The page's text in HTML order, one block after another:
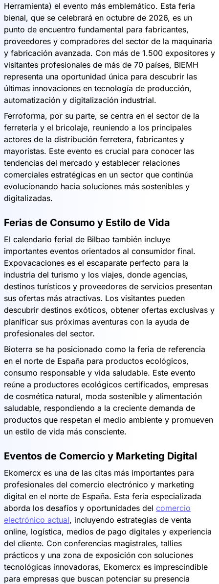
Herramienta) el evento más emblemático. Esta feria
bienal, que se celebrará en octubre de 2026, es un
punto de encuentro fundamental para fabricantes,
proveedores y compradores del sector de la maquinaria
y fabricación avanzada. Con más de 1.500 expositores y
visitantes profesionales de más de 70 países, BIEMH
representa una oportunidad única para descubrir las
últimas innovaciones en tecnología de producción,
automatización y digitalización industrial.
Ferroforma, por su parte, se centra en el sector de la
ferretería y el bricolaje, reuniendo a los principales
actores de la distribución ferretera, fabricantes y
mayoristas. Este evento es crucial para conocer las
tendencias del mercado y establecer relaciones
comerciales estratégicas en un sector que continúa
evolucionando hacia soluciones más sostenibles y
digitalizadas.
Ferias de Consumo y Estilo de Vida
El calendario ferial de Bilbao también incluye
importantes eventos orientados al consumidor final.
Expovacaciones es el escaparate perfecto para la
industria del turismo y los viajes, donde agencias,
destinos turísticos y proveedores de servicios presentan
sus ofertas más atractivas. Los visitantes pueden
descubrir destinos exóticos, obtener ofertas exclusivas y
planificar sus próximas aventuras con la ayuda de
profesionales del sector.
Bioterra se ha posicionado como la feria de referencia
en el norte de España para productos ecológicos,
consumo responsable y vida saludable. Este evento
reúne a productores ecológicos certificados, empresas
de cosmética natural, moda sostenible y alimentación
saludable, respondiendo a la creciente demanda de
productos que respetan el medio ambiente y promueven
un estilo de vida más consciente.
Eventos de Comercio y Marketing Digital
Ekomercx es una de las citas más importantes para
profesionales del comercio electrónico y marketing
digital en el norte de España. Esta feria especializada
aborda los desafíos y oportunidades del comercio
electrónico actual, incluyendo estrategias de venta
online, logística, medios de pago digitales y experiencia
del cliente. Con conferencias magistrales, tallies
prácticos y una zona de exposición con soluciones
tecnológicas innovadoras, Ekomercx es imprescindible
para empresas que buscan potenciar su presencia